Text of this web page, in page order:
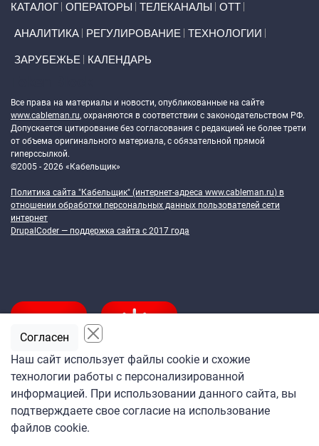
КАТАЛОГ ОПЕРАТОРЫ ТЕЛЕКАНАЛЫ ОТТ
АНАЛИТИКА РЕГУЛИРОВАНИЕ ТЕХНОЛОГИИ
ЗАРУБЕЖЬЕ КАЛЕНДАРЬ
Все права на материалы и новости, опубликованные на сайте
www.cableman.ru, охраняются в соответствии с законодательством РФ.
Допускается цитирование без согласования с редакцией не более трети
от объема оригинального материала, с обязательной прямой
гиперссылкой.
©2005 - 2026 «Кабельщик»
Политика сайта "Кабельщик" (интернет-адреса www.cableman.ru) в
отношении обработки персональных данных пользователей сети
интернет
DrupalCoder — поддержка сайта c 2017 года
Подпишитесь
на ежедневную рассылку
«Кабельщика»
Наш сайт использует файлы cookie и схожие
технологии работы с персонализированной
информацией. При использовании данного сайта, вы
подтверждаете свое согласие на использование
файлов cookie.
Согласен